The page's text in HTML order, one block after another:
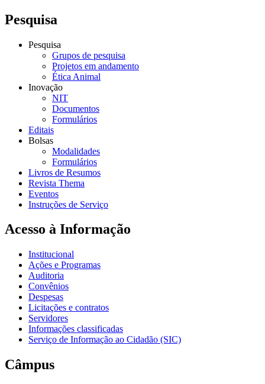
Pesquisa
Pesquisa
Grupos de pesquisa
Projetos em andamento
Ética Animal
Inovação
NIT
Documentos
Formulários
Editais
Bolsas
Modalidades
Formulários
Livros de Resumos
Revista Thema
Eventos
Instruções de Serviço
Acesso à Informação
Institucional
Ações e Programas
Auditoria
Convênios
Despesas
Licitações e contratos
Servidores
Informações classificadas
Serviço de Informação ao Cidadão (SIC)
Câmpus